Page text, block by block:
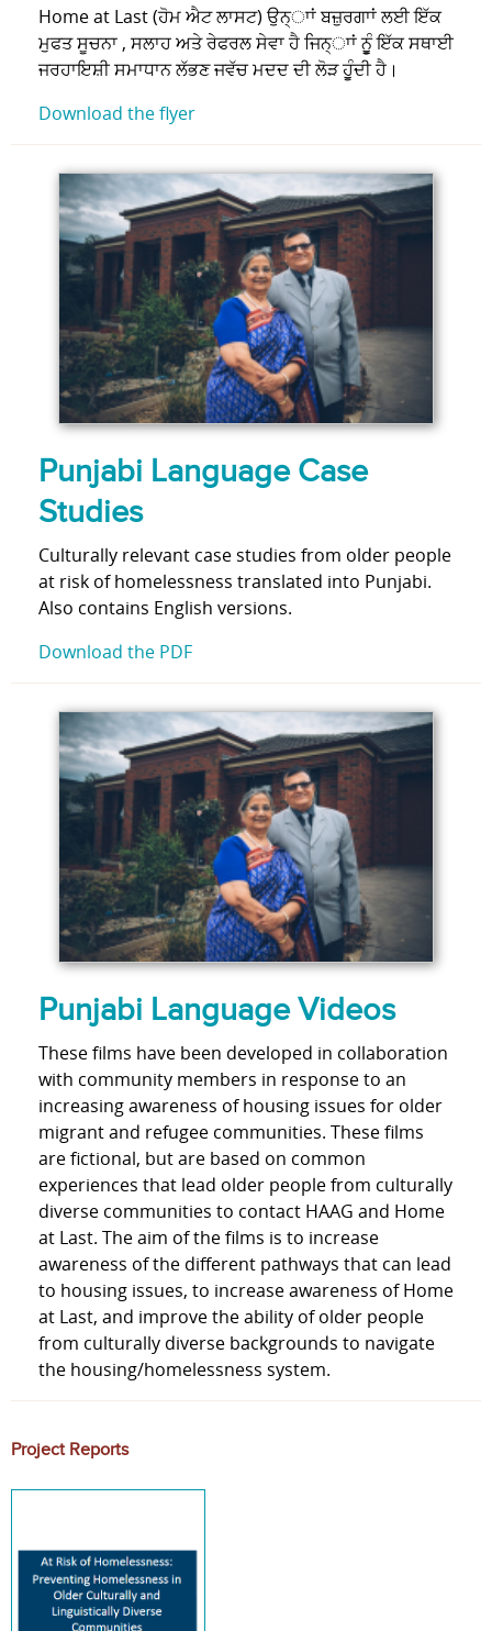
Home at Last (ਹੋਮ ਐਟ ਲਾਸਟ) ਉਨ੍ਾਾਂ ਬਜ਼ੁਰਗਾਾਂ ਲਈ ਇੱਕ
ਮੁਫਤ ਸੂਚਨਾ , ਸਲਾਹ ਅਤੇ ਰੇਫਰਲ ਸੇਵਾ ਹੈ ਜਿਨ੍ਾਾਂ ਨੂੂੰ ਇੱਕ ਸਥਾਈ
ਜਰਹਾਇਸ਼ੀ ਸਮਾਧਾਨ ਲੱਭਣ ਜਵੱਚ ਮਦਦ ਦੀ ਲੋੜ ਹੁੂੰਦੀ ਹੈ।
Download the flyer
Punjabi Language Case
Studies
Culturally relevant case studies from older people
at risk of homelessness translated into Punjabi.
Also contains English versions.
Download the PDF
Punjabi Language Videos
These films have been developed in collaboration
with community members in response to an
increasing awareness of housing issues for older
migrant and refugee communities. These films
are fictional, but are based on common
experiences that lead older people from culturally
diverse communities to contact HAAG and Home
at Last. The aim of the films is to increase
awareness of the different pathways that can lead
to housing issues, to increase awareness of Home
at Last, and improve the ability of older people
from culturally diverse backgrounds to navigate
the housing/homelessness system.
Project Reports